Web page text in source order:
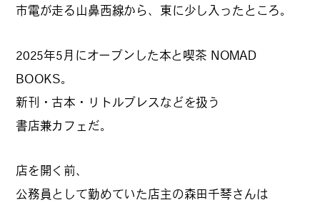
SapporoDiscoveryRoom
#
# 編集部の好きな店
市電が走る山鼻西線から、東に少し入ったところ。
2025年5月にオープンした本と喫茶 NOMAD
BOOKS。
新刊・古本・リトルプレスなどを扱う
書店兼カフェだ。
店を開く前、
公務員として勤めていた店主の森田千琴さんは